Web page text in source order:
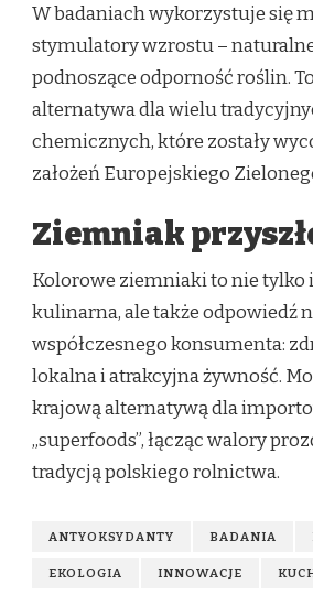
W badaniach wykorzystuje się
stymulatory wzrostu –
podnoszące odporność roślin.
alternatywa dla wielu
chemicznych, które zostały
założeń Europejskiego
Ziemniak
Kolorowe ziemniaki to nie tylko
kulinarna, ale także odpowiedź
współczesnego konsumenta:
lokalna i atrakcyjna żywność.
krajową alternatywą dla
„superfoods”, łącząc walory
tradycją polskiego rolnictwa.
ANTYOKSYDANTY BADANIA
EKOLOGIA INNOWACJE